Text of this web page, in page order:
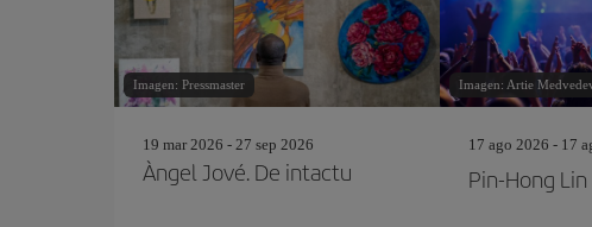
Imagen: Pressmaster
19 mar 2026 - 27 sep 2026
Àngel Jové. De intactu
Imagen: Artie
17 ago 2026 - 17
Pin‐Hong Lin